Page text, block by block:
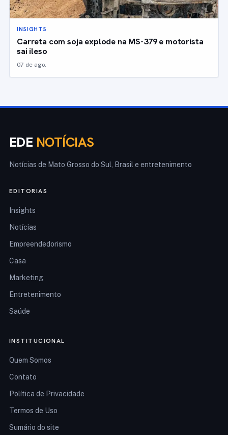
INSIGHTS
Carreta com soja explode na MS-379 e motorista
sai ileso
07 de ago.
EDE NOTÍCIAS
Notícias de Mato Grosso do Sul, Brasil e entretenimento
EDITORIAS
Insights
Notícias
Empreendedorismo
Casa
Marketing
Entretenimento
Saúde
INSTITUCIONAL
Quem Somos
Contato
Política de Privacidade
Termos de Uso
Sumário do site